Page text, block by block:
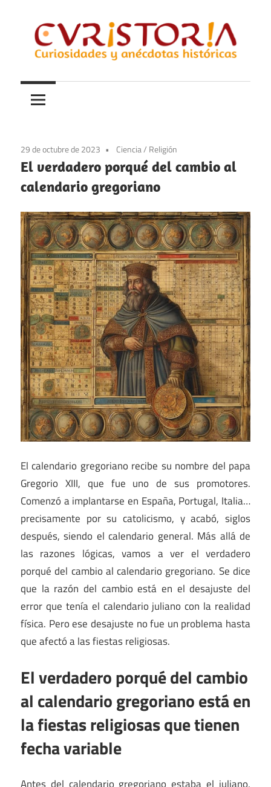
contenido
Curistoria
y
anécdotas
historia
29 de octubre de 2023 Ciencia/ Religión
El verdadero porqué del cambio al
calendario gregoriano
El calendario gregoriano recibe su nombre del papa
Gregorio XIII, que fue uno de sus promotores.
Comenzó a implantarse en España, Portugal, Italia…
precisamente por su catolicismo, y acabó, siglos
después, siendo el calendario general. Más allá de
las razones lógicas, vamos a ver el verdadero
porqué del cambio al calendario gregoriano. Se dice
que la razón del cambio está en el desajuste del
error que tenía el calendario juliano con la realidad
física. Pero ese desajuste no fue un problema hasta
que afectó a las fiestas religiosas.
El verdadero porqué del cambio
al calendario gregoriano está en
la fiestas religiosas que tienen
fecha variable